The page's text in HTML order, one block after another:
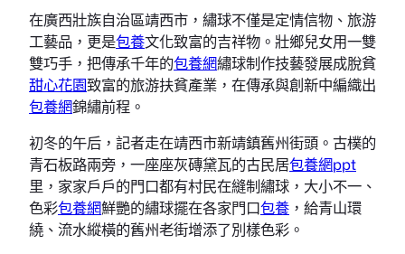
在廣西壯族自治區靖西市，繡球不僅是定情信物、旅游
工藝品，更是包養文化致富的吉祥物。壯鄉兒女用一雙
雙巧手，把傳承千年的包養網繡球制作技藝發展成脫貧
甜心花園致富的旅游扶貧產業，在傳承與創新中編織出
包養網錦繡前程。
初冬的午后，記者走在靖西市新靖鎮舊州街頭。古樸的
青石板路兩旁，一座座灰磚黛瓦的古民居包養網ppt
里，家家戶戶的門口都有村民在縫制繡球，大小不一、
色彩包養網鮮艷的繡球擺在各家門口包養 ，給青山環
繞、流水縱橫的舊州老街增添了別樣色彩。